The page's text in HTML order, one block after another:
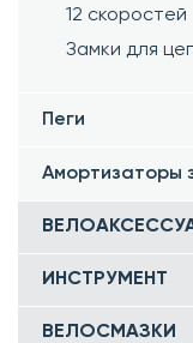
12 скоростей
Замки для
Пеги
Амортизаторы
ИНСТРУМЕНТ
ВЕЛОСМАЗКИ